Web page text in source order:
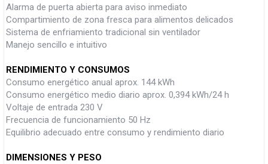
Alarma de puerta abierta para aviso inmediato
Compartimiento de zona fresca para alimentos delicados
Sistema de enfriamiento tradicional sin ventilador
Manejo sencillo e intuitivo
RENDIMIENTO Y CONSUMOS
Consumo energético anual aprox. 144 kWh
Consumo energético medio diario aprox. 0,394 kWh/24 h
Voltaje de entrada 230 V
Frecuencia de funcionamiento 50 Hz
Equilibrio adecuado entre consumo y rendimiento diario
DIMENSIONES Y PESO